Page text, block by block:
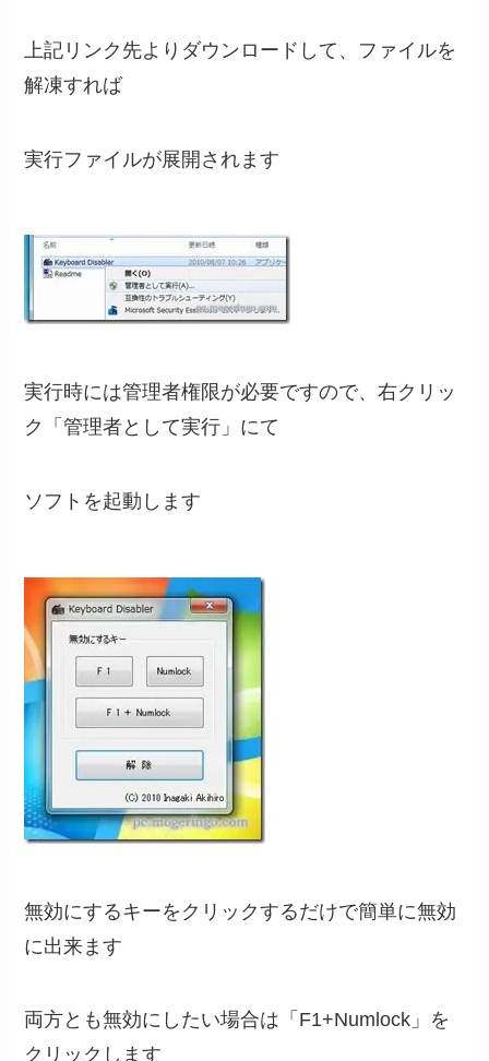
上記リンク先よりダウンロードして、ファイルを
解凍すれば
実行ファイルが展開されます
実行時には管理者権限が必要ですので、右クリッ
ク「管理者として実行」にて
ソフトを起動します
無効にするキーをクリックするだけで簡単に無効
に出来ます
両方とも無効にしたい場合は「F1+Numlock」を
クリックします